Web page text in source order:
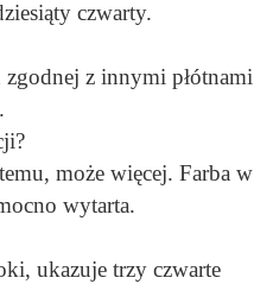
czwarty.
z innymi płótnami
może więcej. Farba w
wytarta.
ukazuje trzy czwarte